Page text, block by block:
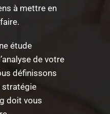
à mettre en
étude
de votre
définissons
stratégie
doit vous